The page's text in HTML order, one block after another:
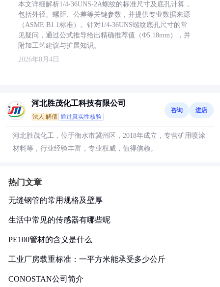
本文详细解析1/4-36UNS-2A螺纹的标准尺寸及底孔计算，
包括外径、螺距、公差等关键参数，并提供专业数据来源
（ASME B1.1标准）。针对1/4-36UNS螺纹底孔尺寸的常
见疑问，通过公式推导给出精确推荐值（Φ5.18mm），并
附加工艺建议与扩展知识。
2026年8月4日
河北胜茂化工科技有限公司
法人:解倩 通过真实性核验
咨询 进店
河北胜茂化工，位于衡水市冀州区，2018年成立，专营矿用喷涂
材料等，行业经验丰富，专业权威，值得信赖。
热门文章
无缝钢管的常用规格及壁厚
生活中常见的传感器有哪些呢
PE100管材的含义是什么
工业厂房载重标准：一平方米能承受多少公斤
CONOSTAN公司简介